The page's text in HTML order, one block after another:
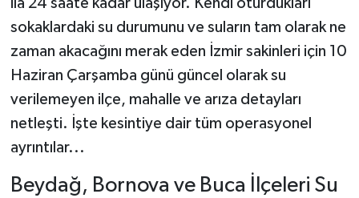
sokaklardaki su durumunu ve suların tam olarak ne
zaman akacağını merak eden İzmir sakinleri için 10
Haziran Çarşamba günü güncel olarak su
verilemeyen ilçe, mahalle ve arıza detayları
netleşti. İşte kesintiye dair tüm operasyonel
ayrıntılar...
Beydağ, Bornova ve Buca İlçeleri Su